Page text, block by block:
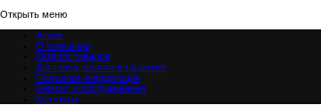
Открыть меню
Акции
О компании
Каталог товаров
Доставка, оплата и гарантии
Полезная информация
Ремонт и обслуживание
Контакты